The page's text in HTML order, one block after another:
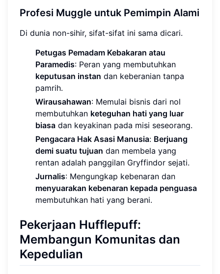
Profesi Muggle untuk Pemimpin Alami
Di dunia non-sihir, sifat-sifat ini sama dicari.
Petugas Pemadam Kebakaran atau
Paramedis: Peran yang membutuhkan
keputusan instan dan keberanian tanpa
pamrih.
Wirausahawan: Memulai bisnis dari nol
membutuhkan keteguhan hati yang luar
biasa dan keyakinan pada misi seseorang.
Pengacara Hak Asasi Manusia: Berjuang
demi suatu tujuan dan membela yang
rentan adalah panggilan Gryffindor sejati.
Jurnalis: Mengungkap kebenaran dan
menyuarakan kebenaran kepada penguasa
membutuhkan hati yang berani.
Pekerjaan Hufflepuff:
Membangun Komunitas dan
Kepedulian